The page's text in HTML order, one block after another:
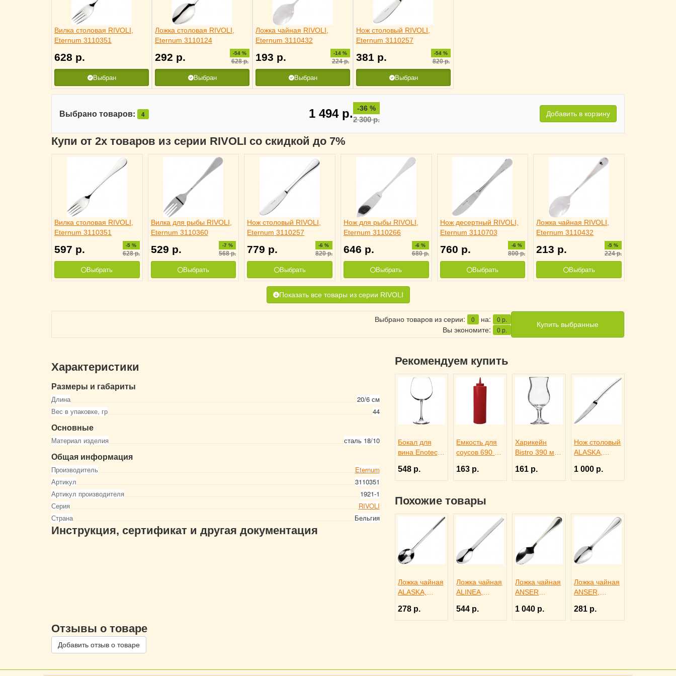
Вилка столовая RIVOLI,
Eternum 3110351
628 р.
Выбран
Ложка столовая RIVOLI,
Eternum 3110124
292 р. -54 %
628р.
Выбран
Ложка чайная RIVOLI,
Eternum 3110432
193 р. -14 %
224р.
Выбран
Нож столовый RIVOLI,
Eternum 3110257
381 р. -54 %
820р.
Выбран
Выбрано товаров: 4 1 494 р. -36 %
2 300р.
Добавить в корзину
Купи от 2х товаров из серии RIVOLI со скидкой до 7%
Вилка столовая RIVOLI,
Eternum 3110351
597 р. -5 %
628р.
Выбрать
Вилка для рыбы RIVOLI,
Eternum 3110360
529 р. -7 %
568р.
Выбрать
Нож столовый RIVOLI,
Eternum 3110257
779 р. -6 %
820р.
Выбрать
Нож для рыбы RIVOLI,
Eternum 3110266
646 р. -6 %
680р.
Выбрать
Нож десертный RIVOLI,
Eternum 3110703
760 р. -6 %
800р.
Выбрать
Ложка чайная RIVOLI,
Eternum 3110432
213 р. -5 %
224р.
Выбрать
Показать все товары из серии RIVOLI
Выбрано товаров из серии: 0 на: 0 р.
Вы экономите: 0 р.
Купить выбранные
Характеристики
Размеры и габариты
Длина
20/6 см
Вес в упаковке, гр
44
Основные
Материал изделия сталь 18/10
Общая информация
Производитель
Eternum
Артикул
3110351
Артикул производителя
1921-1
Серия
RIVOLI
Страна
Бельгия
Инструкция, сертификат и другая документация
Рекомендуем купить
Бокал для
вина Enoteca
Pasabahce
Бор 1050958
548 р.
Емкость для
соусов 690 мл
ProHotel bar
4141413
163 р.
Харикейн
Bistro 390 мл,
Бор 1150311
161 р.
Нож столовый
ALASKA,
3110291
1 000 р.
Похожие товары
Ложка чайная
ALASKA,
3110447
278 р.
Ложка чайная
ALINEA,
3110450
544 р.
Ложка чайная
ANSER
Eternum
3110467
1 040 р.
Ложка чайная
ANSER,
3110433
281 р.
Отзывы о товаре
Добавить отзыв о товаре